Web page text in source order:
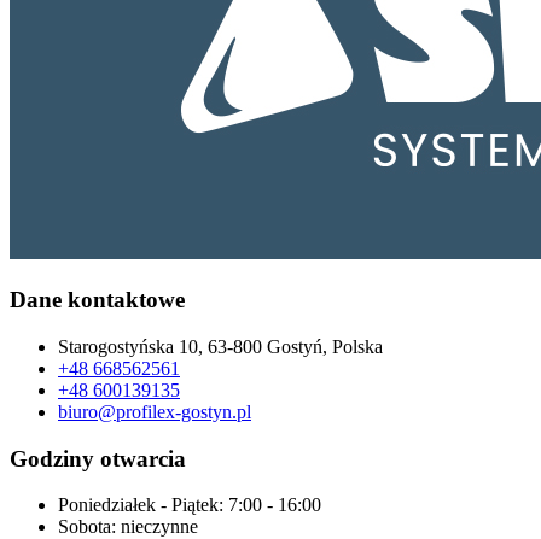
Dane kontaktowe
Starogostyńska 10, 63-800 Gostyń, Polska
+48 668562561
+48 600139135
biuro@profilex-gostyn.pl
Godziny otwarcia
Poniedziałek - Piątek: 7:00 - 16:00
Sobota: nieczynne